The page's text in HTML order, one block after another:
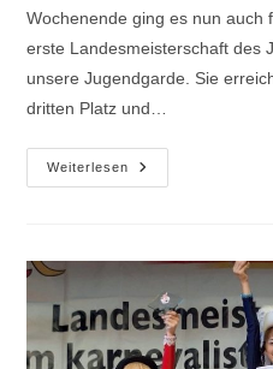
Wochenende ging es nun auch
erste Landesmeisterschaft des
unsere Jugendgarde. Sie
dritten Platz und…
Weiterlesen
NRW-
Meisterschaft